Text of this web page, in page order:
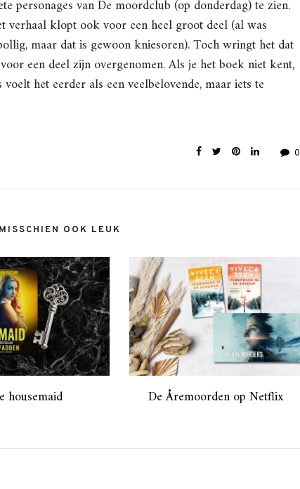
van De moordclub (op donderdag) te zien.
verhaal klopt ook voor een heel groot deel (al was
maar dat is gewoon kniesoren). Toch wringt het dat
een deel zijn overgenomen. Als je het boek niet kent,
het eerder als een veelbelovende, maar iets te
0
OOK LEUK
housemaid De Åremoorden op Netflix